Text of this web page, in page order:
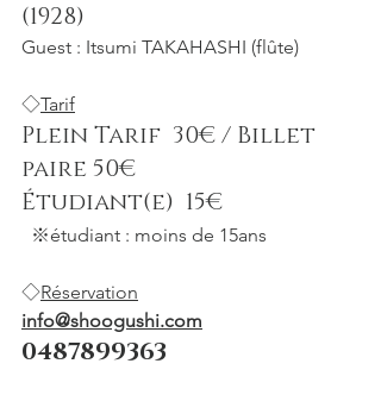
(1928)
Guest : Itsumi TAKAHASHI (flûte)
◇Tarif
Plein Tarif  30€ / Billet
paire 50€
Étudiant(e)  15€
  ※étudiant : moins de 15ans
◇Réservation
info@shoogushi.com
0487899363